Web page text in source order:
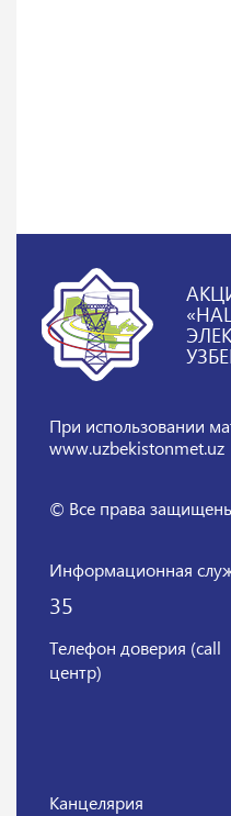
При использовании
www.uzbekistonmet.uz
© Все права
Информационная
35
Телефон доверия (call
центр)
Канцелярия